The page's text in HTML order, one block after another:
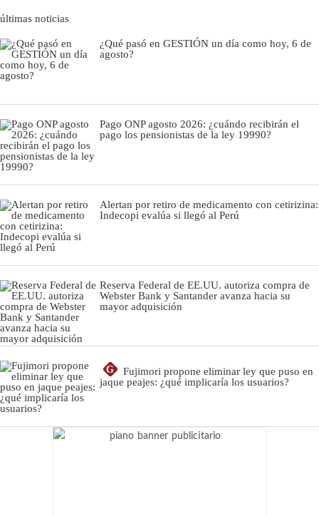
últimas noticias
¿Qué pasó en GESTIÓN un día como hoy, 6 de
agosto?
Pago ONP agosto 2026: ¿cuándo recibirán el
pago los pensionistas de la ley 19990?
Alertan por retiro de medicamento con cetirizina:
Indecopi evalúa si llegó al Perú
Reserva Federal de EE.UU. autoriza compra de
Webster Bank y Santander avanza hacia su
mayor adquisición
G
Fujimori propone eliminar ley que puso en
jaque peajes: ¿qué implicaría los usuarios?